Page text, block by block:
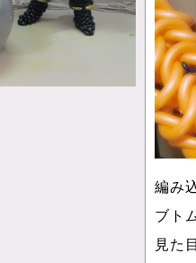
編み
ブト
見た